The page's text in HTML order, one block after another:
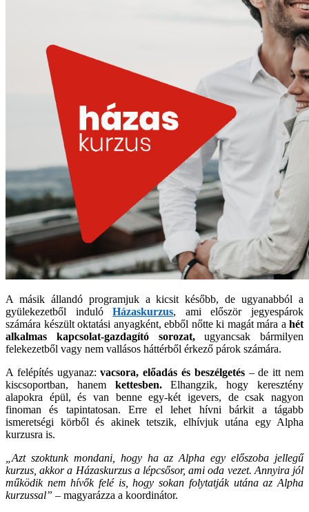
A másik állandó programjuk a kicsit később, de ugyanabból a
gyülekezetből indulóHázaskurzus, ami először jegyespárok
számára készült oktatási anyagként, ebből nőtte ki magát mára a hét
alkalmas kapcsolat-gazdagító sorozat,ugyancsak bármilyen
felekezetből vagy nem vallásos háttérből érkező párok számára.
A felépítés ugyanaz:vacsora, előadás és beszélgetés –de itt nem
kiscsoportban, hanem kettesben.Elhangzik, hogy keresztény
alapokra épül, és van benne egy-két igevers, de csak nagyon
finoman és tapintatosan. Erre el lehet hívni bárkit a tágabb
ismeretségi körből és akinek tetszik, elhívjuk utána egy Alpha
kurzusra is.
„Azt szoktunk mondani, hogy ha az Alpha egy előszoba jellegű
kurzus, akkor a Házaskurzus a lépcsősor, ami oda vezet. Annyira jól
működik nem hívők felé is, hogy sokan folytatják utána az Alpha
kurzussal” – magyarázza a koordinátor.